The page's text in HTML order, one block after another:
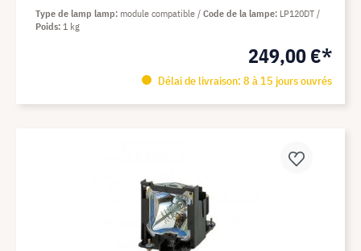
249,00 €*
Délai de livraison: 8 à 15 jours ouvrés
Type de lamp lamp module compatible Code de la lampe LP120DT
Poids 1 kg